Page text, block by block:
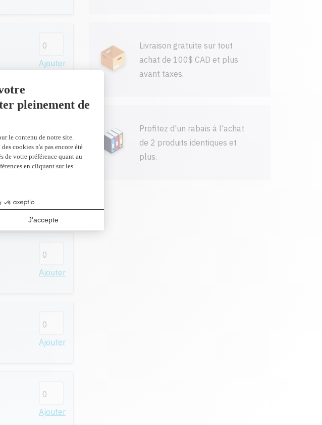
Ajouter
Ajouter
Ajouter
Ajouter
Ajouter
Livraison gratuite sur tout
achat de 100$ CAD et plus
avant taxes.
Profitez d'un rabais à l'achat
de 2 produits identiques et
plus.